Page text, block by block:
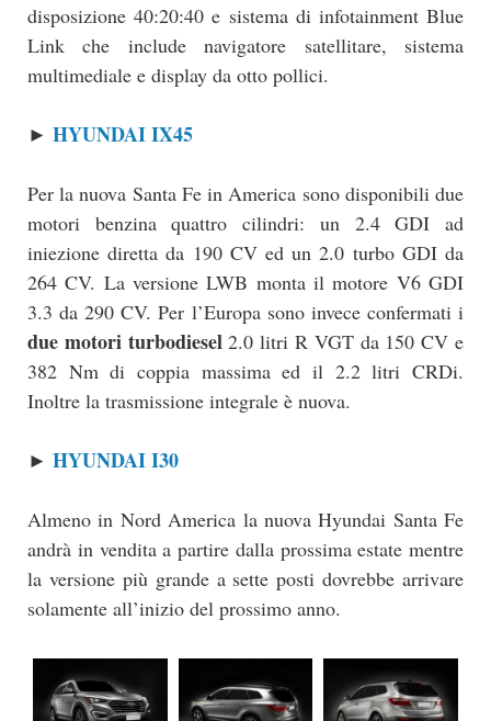
disposizione 40:20:40 e sistema di infotainment Blue
Link che include navigatore satellitare, sistema
multimediale e display da otto pollici.
► HYUNDAI IX45
Per la nuova Santa Fe in America sono disponibili due
motori benzina quattro cilindri: un 2.4 GDI ad
iniezione diretta da 190 CV ed un 2.0 turbo GDI da
264 CV. La versione LWB monta il motore V6 GDI
3.3 da 290 CV. Per l’Europa sono invece confermati i
due motori turbodiesel 2.0 litri R VGT da 150 CV e
382 Nm di coppia massima ed il 2.2 litri CRDi.
Inoltre la trasmissione integrale è nuova.
► HYUNDAI I30
Almeno in Nord America la nuova Hyundai Santa Fe
andrà in vendita a partire dalla prossima estate mentre
la versione più grande a sette posti dovrebbe arrivare
solamente all’inizio del prossimo anno.